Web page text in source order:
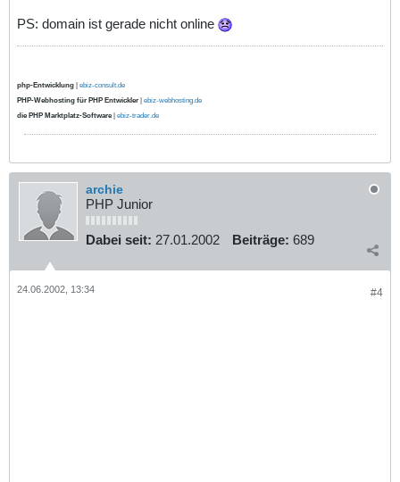
PS: domain ist gerade nicht online
php-Entwicklung | ebiz-consult.de
PHP-Webhosting für PHP Entwickler | ebiz-webhosting.de
die PHP Marktplatz-Software | ebiz-trader.de
archie
PHP Junior
Dabei seit: 27.01.2002 Beiträge: 689
#4
24.06.2002, 13:34